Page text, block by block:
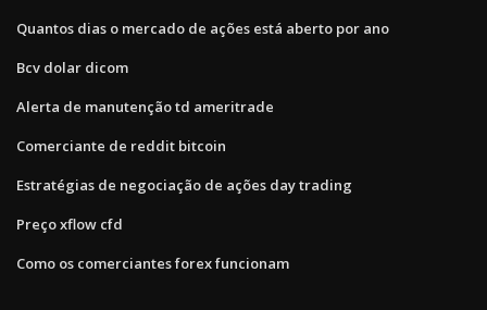
Quantos dias o mercado de ações está aberto por ano
Bcv dolar dicom
Alerta de manutenção td ameritrade
Comerciante de reddit bitcoin
Estratégias de negociação de ações day trading
Preço xflow cfd
Como os comerciantes forex funcionam